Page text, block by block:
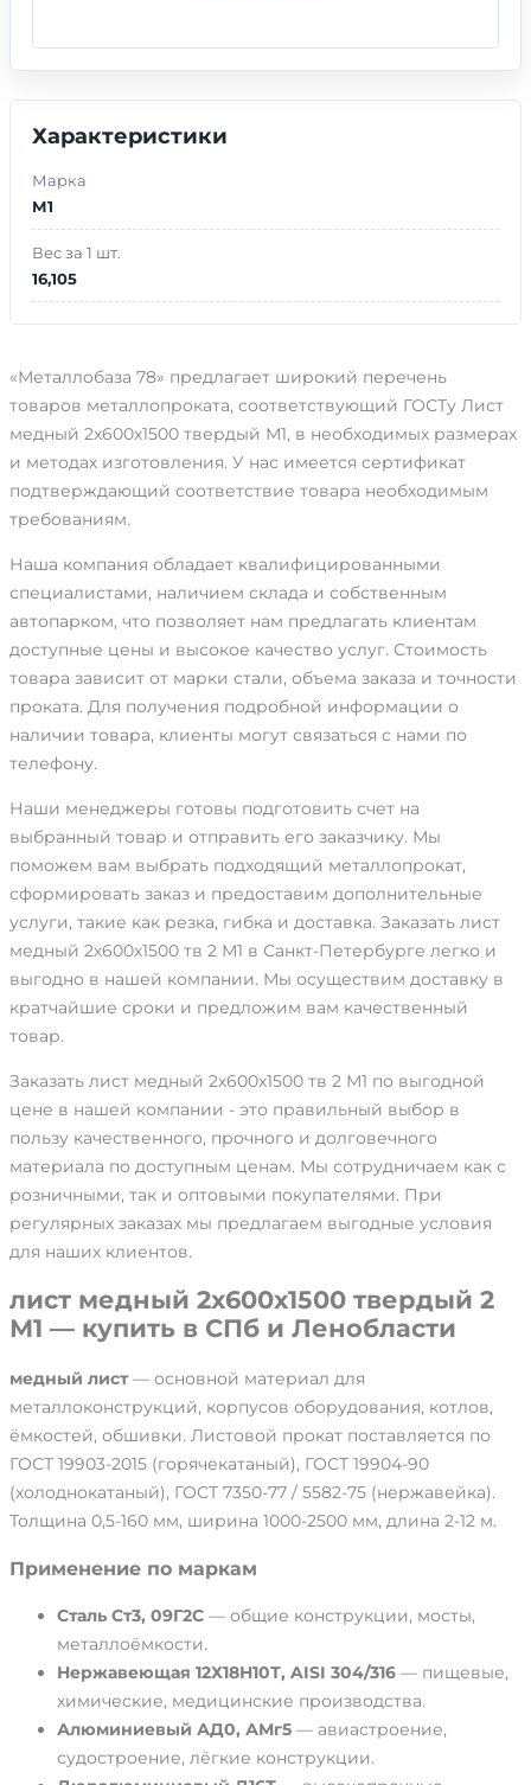
Характеристики
Марка
М1
Вес за 1 шт.
16,105
«Металлобаза 78» предлагает широкий перечень
товаров металлопроката, соответствующий ГОСТу Лист
медный 2х600х1500 твердый М1, в необходимых размерах
и методах изготовления. У нас имеется сертификат
подтверждающий соответствие товара необходимым
требованиям.
Наша компания обладает квалифицированными
специалистами, наличием склада и собственным
автопарком, что позволяет нам предлагать клиентам
доступные цены и высокое качество услуг. Стоимость
товара зависит от марки стали, объема заказа и точности
проката. Для получения подробной информации о
наличии товара, клиенты могут связаться с нами по
телефону.
Наши менеджеры готовы подготовить счет на
выбранный товар и отправить его заказчику. Мы
поможем вам выбрать подходящий металлопрокат,
сформировать заказ и предоставим дополнительные
услуги, такие как резка, гибка и доставка. Заказать лист
медный 2х600х1500 тв 2 М1 в Санкт-Петербурге легко и
выгодно в нашей компании. Мы осуществим доставку в
кратчайшие сроки и предложим вам качественный
товар.
Заказать лист медный 2х600х1500 тв 2 М1 по выгодной
цене в нашей компании - это правильный выбор в
пользу качественного, прочного и долговечного
материала по доступным ценам. Мы сотрудничаем как с
розничными, так и оптовыми покупателями. При
регулярных заказах мы предлагаем выгодные условия
для наших клиентов.
лист медный 2х600х1500 твердый 2
М1 — купить в СПб и Ленобласти
медный лист— основной материал для
металлоконструкций, корпусов оборудования, котлов,
ёмкостей, обшивки. Листовой прокат поставляется по
ГОСТ 19903-2015 (горячекатаный), ГОСТ 19904-90
(холоднокатаный), ГОСТ 7350-77 / 5582-75 (нержавейка).
Толщина 0,5-160 мм, ширина 1000-2500 мм, длина 2-12 м.
Применение по маркам
Сталь Ст3, 09Г2С — общие конструкции, мосты,
металлоёмкости.
Нержавеющая 12Х18Н10Т, AISI 304/316 — пищевые,
химические, медицинские производства.
Алюминиевый АД0, АМг5 — авиастроение,
судостроение, лёгкие конструкции.